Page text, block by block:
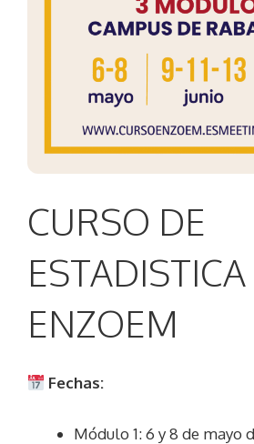
CURSO DE
ESTADISTICA
ENZOEM
Fechas:
Módulo 1: 6 y 8 de mayo